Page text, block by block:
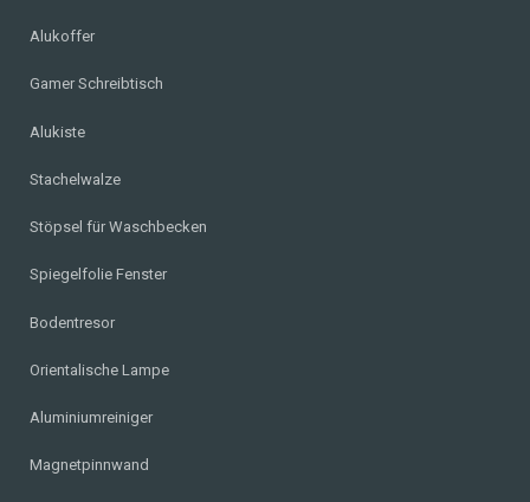
Alukoffer
Gamer Schreibtisch
Alukiste
Stachelwalze
Stöpsel für Waschbecken
Spiegelfolie Fenster
Bodentresor
Orientalische Lampe
Aluminiumreiniger
Magnetpinnwand